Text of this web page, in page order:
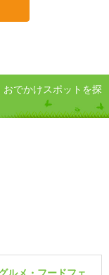
でかけスポットを探